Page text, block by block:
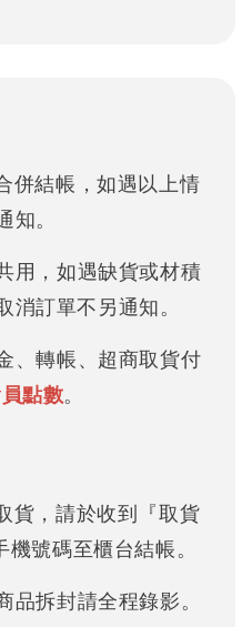
併結帳，如遇以上情
。
用，如遇缺貨或材積
消訂單不另通知。
、轉帳、超商取貨付
點數。
貨，請於收到『取貨
號碼至櫃台結帳。
品拆封請全程錄影。